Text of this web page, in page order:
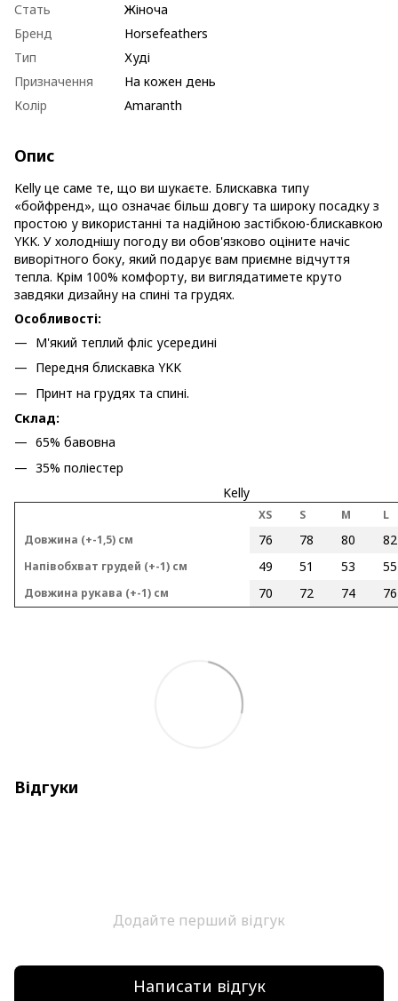
Стать
Жіноча
Бренд
Horsefeathers
Тип
Худі
Призначення
На кожен день
Колір
Amaranth
Опис
Kelly це саме те, що ви шукаєте. Блискавка типу
«бойфренд», що означає більш довгу та широку посадку з
простою у використанні та надійною застібкою-блискавкою
YKK. У холоднішу погоду ви обов'язково оціните начіс
виворітного боку, який подарує вам приємне відчуття
тепла. Крім 100% комфорту, ви виглядатимете круто
завдяки дизайну на спині та грудях.
Особливості:
М'який теплий фліс усередині
Передня блискавка YKK
Принт на грудях та спині.
Склад:
65% бавовна
35% поліестер
Kelly
XS S M
L
Довжина (+-1,5) см
76 78 80 82
Напівобхват грудей (+-1) см 49 51 53 55
Довжина рукава (+-1) см 70 72 74 76
Відгуки
Додайте перший відгук
Написати відгук